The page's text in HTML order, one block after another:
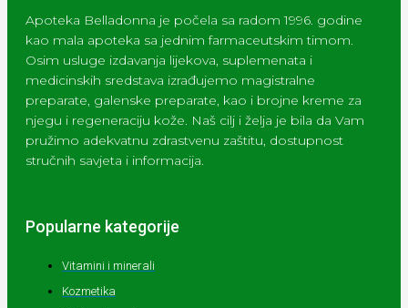
Apoteka Belladonna je počela sa radom 1996. godine
kao mala apoteka sa jednim farmaceutskim timom.
Osim usluge izdavanja lijekova, suplemenata i
medicinskih sredstava izrađujemo magistralne
preparate, galenske preparate, kao i brojne kreme za
njegu i regeneraciju kože. Naš cilj i želja je bila da Vam
pružimo adekvatnu zdrastvenu zaštitu, dostupnost
stručnih savjeta i informacija.
Popularne kategorije
Vitamini i minerali
Kozmetika